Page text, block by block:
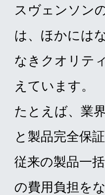
スヴェンソン
は、ほかには
なきクオリテ
えています。
たとえば、業
と製品完全保
従来の製品一
の費用負担を